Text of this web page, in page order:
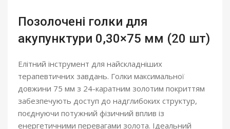
Позолочені голки для
акупунктури 0,30×75 мм (20 шт)
Елітний інструмент для найскладніших
терапевтичних завдань. Голки максимальної
довжини 75 мм з 24-каратним золотим покриттям
забезпечують доступ до надглибоких структур,
поєднуючи потужний фізичний вплив із
енергетичними перевагами золота. Ідеальний